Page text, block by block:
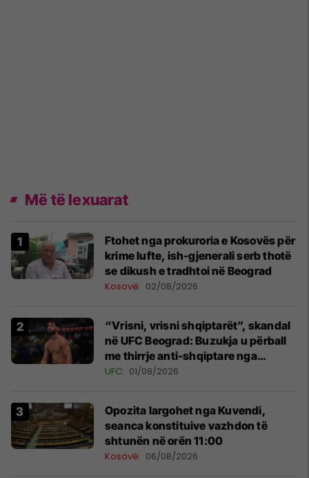
Më të lexuarat
Ftohet nga prokuroria e Kosovës për
krime lufte, ish-gjenerali serb thotë
se dikush e tradhtoi në Beograd
Kosovë 02/08/2026
“Vrisni, vrisni shqiptarët”, skandal
në UFC Beograd: Buzukja u përball
me thirrje anti-shqiptare nga
tribunat
UFC 01/08/2026
Opozita largohet nga Kuvendi,
seanca konstituive vazhdon të
shtunën në orën 11:00
Kosovë 06/08/2026